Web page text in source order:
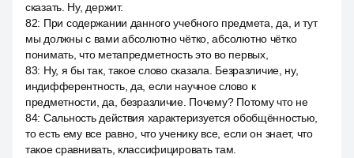
сказать. Ну, держит.
82: При содержании данного учебного предмета, да, и тут
мы должны с вами абсолютно чётко, абсолютно чётко
понимать, что метапредметность это во первых,
83: Ну, я бы так, такое слово сказала. Безразличие, ну,
индифферентность, да, если научное слово к
предметности, да, безразличие. Почему? Потому что не
84: Сальность действия характеризуется обобщённостью,
то есть ему все равно, что ученику все, если он знает, что
такое сравнивать, классифицировать там.